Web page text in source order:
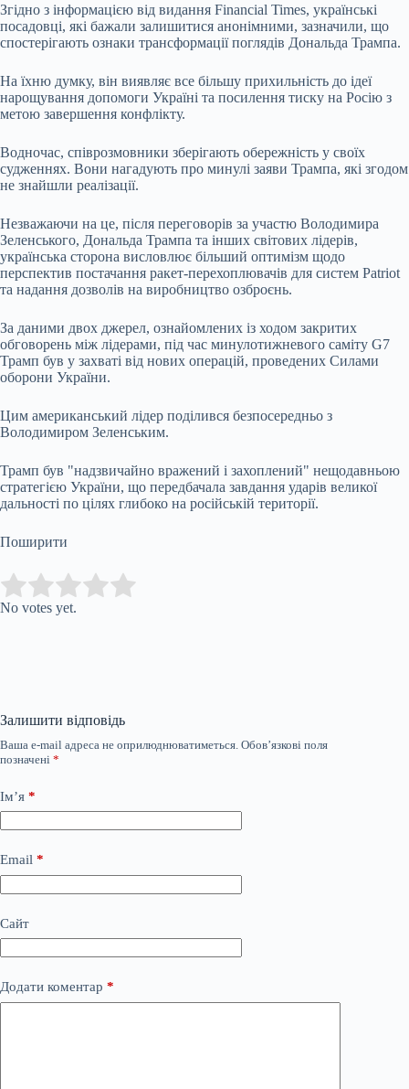
Згідно з інформацією від видання Financial Times, українські
посадовці, які бажали залишитися анонімними, зазначили, що
спостерігають ознаки трансформації поглядів Дональда Трампа.
На їхню думку, він виявляє все більшу прихильність до ідеї
нарощування допомоги Україні та посилення тиску на Росію з
метою завершення конфлікту.
Водночас, співрозмовники зберігають обережність у своїх
судженнях. Вони нагадують про минулі заяви Трампа, які згодом
не знайшли реалізації.
Незважаючи на це, після переговорів за участю Володимира
Зеленського, Дональда Трампа та інших світових лідерів,
українська сторона висловлює більший оптимізм щодо
перспектив постачання ракет-перехоплювачів для систем Patriot
та надання дозволів на виробництво озброєнь.
За даними двох джерел, ознайомлених із ходом закритих
обговорень між лідерами, під час минулотижневого саміту G7
Трамп був у захваті від нових операцій, проведених Силами
оборони України.
Цим американський лідер поділився безпосередньо з
Володимиром Зеленським.
Трамп був "надзвичайно вражений і захоплений" нещодавньою
стратегією України, що передбачала завдання ударів великої
дальності по цілях глибоко на російській території.
Поширити
Rate this item:
No votes yet.
Залишити відповідь
Ваша e-mail адреса не оприлюднюватиметься. Обов’язкові поля
позначені *
Ім’я *
Email *
Сайт
Додати коментар *